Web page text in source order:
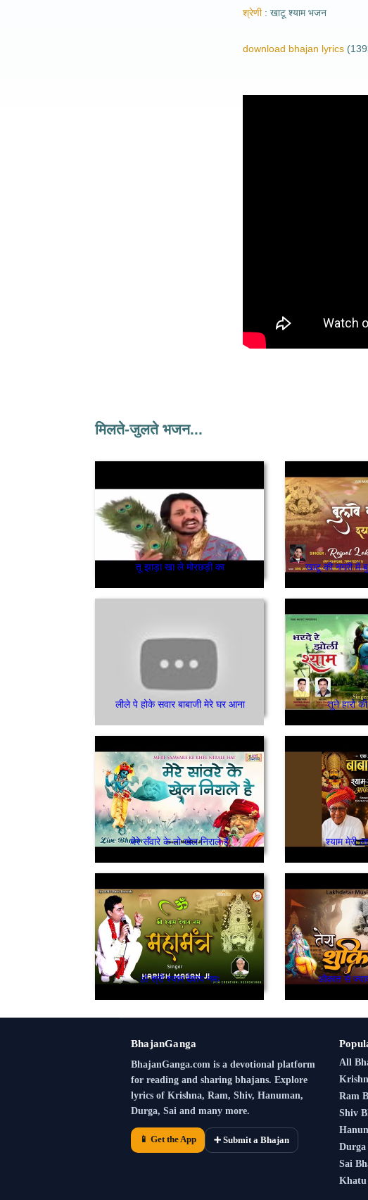
श्रेणी खाटू श्याम भजन
download bhajan lyrics
मिलते-जुलते भजन...
तू झाड़ा खा ले मोरछड़ी का खाटू की नगरी में
लीले पे होके सवार बाबाजी मेरे घर आना तूने हारो
मेरे सँवारे के तो खेल निराले है श्याम मेरी
ॐ श्री श्याम देवाय नमः औकात से
BhajanGanga
BhajanGanga.com is a devotional platform
for reading and sharing bhajans. Explore
lyrics of Krishna, Ram, Shiv, Hanuman,
Durga, Sai and many more.
📱 Get the App ➕ Submit a Bhajan
All
Ram
Shiv
Durga
Sai
Khatu